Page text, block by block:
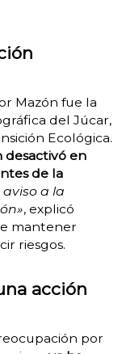
Mazón fue la
del Júcar,
Ecológica.
desactivó en
de la
a la
, explicó
mantener
riesgos.
acción
por